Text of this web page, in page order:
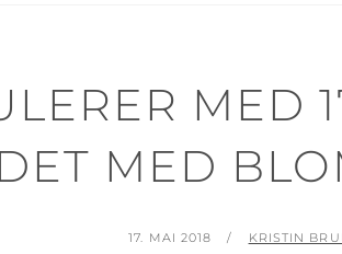
MED
DET MED
PUBLISERT
17. MAI 2018 AV
KRISTIN